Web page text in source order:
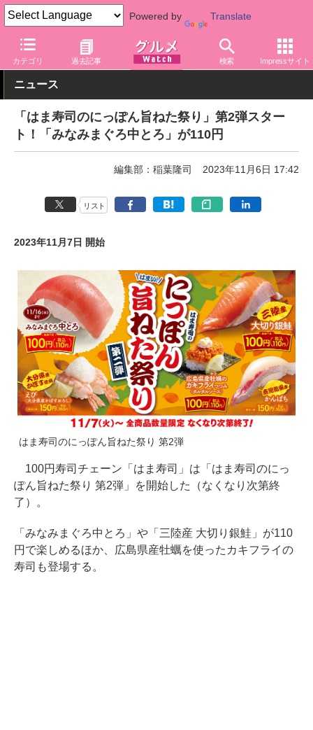
Powered by Translate
カテゴリ 過去記事 検索 Impressサイト
グルメ Watch 店舗 はま寿司
ニュース
「はま寿司のにっぽん旨ねた祭り」第2弾スター
ト！「みなみまぐろ中とろ」が110円
編集部：稲葉隆司 2023年11月6日 17:42
リスト
2023年11月7日 開始
はま寿司のにっぽん旨ねた祭り 第2弾
100円寿司チェーン「はま寿司」は「はま寿司のにっ
ぽん旨ねた祭り 第2弾」を開始した（なくなり次第終
了）。
「みなみまぐろ中とろ」や「三陸産 大切り銀鮭」が110
円で楽しめるほか、広島県産牡蠣を使ったカキフライの
寿司も登場する。